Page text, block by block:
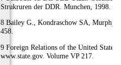
Strukruren der DDR. Munchen, 1998. S.
8 Bailey G., Kondraschow SA, Murphy
458.
9 Foreign Relations of the United States
www.state.gov. Volume VP 217.